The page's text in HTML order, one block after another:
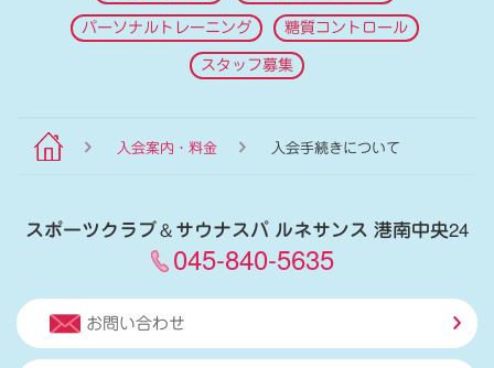
パーソナルトレーニング 糖質コントロール
スタッフ募集
入会案内・料金 入会手続きについて
スポーツクラブ＆サウナスパ ルネサンス 港南中央24
045-840-5635
お問い合わせ